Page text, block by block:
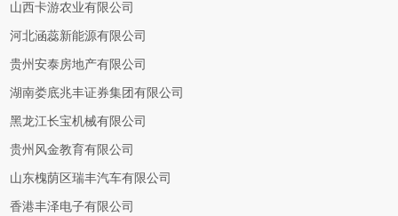
山西卡游农业有限公司
河北涵蕊新能源有限公司
贵州安泰房地产有限公司
湖南娄底兆丰证券集团有限公司
黑龙江长宝机械有限公司
贵州风金教育有限公司
山东槐荫区瑞丰汽车有限公司
香港丰泽电子有限公司